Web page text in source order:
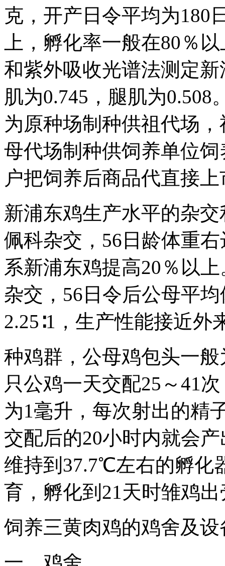
克，开产日令平均为180
上，孵化率一般在80％
和紫外吸收光谱法测定
肌为0.745，腿肌为
为原种场制种供祖代场
母代场制种供饲养单位
户把饲养后商品代直接
新浦东鸡生产水平的杂
佩科杂交，56日龄体重
系新浦东鸡提高20％以
杂交，56日令后公母平
2.25∶1，生产性能接近外
种鸡群，公母鸡包头一般
只公鸡一天交配25～41
为1毫升，每次射出的精
交配后的20小时内就会
维持到37.7℃左右的孵化
育，孵化到21天时雏鸡
饲养三黄肉鸡的鸡舍及设